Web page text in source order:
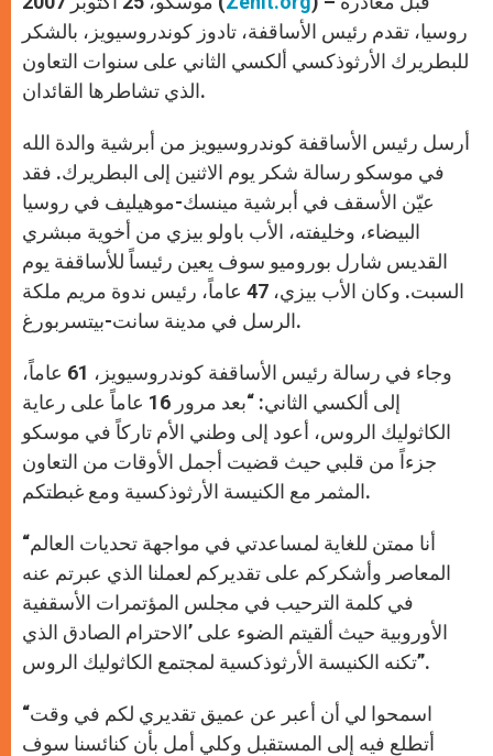
p e
r
k
روسيا، تقدم رئيس الأساقفة، تادوز كوندروسيويز، بالشكر
للبطريرك الأرثوذكسي ألكسي الثاني على سنوات التعاون
الذي تشاطرها القائدان.
أرسل رئيس الأساقفة كوندروسيويز من أبرشية والدة الله
في موسكو رسالة شكر يوم الاثنين إلى البطريرك. فقد
عيّن الأسقف في أبرشية مينسك-موهيليف في روسيا
البيضاء، وخليفته، الأب باولو بيزي من أخوية مبشري
القديس شارل بوروميو سوف يعين رئيساً للأساقفة يوم
السبت. وكان الأب بيزي، 47 عاماً، رئيس ندوة مريم ملكة
الرسل في مدينة سانت-بيتسربورغ.
وجاء في رسالة رئيس الأساقفة كوندروسيويز، 61 عاماً،
إلى ألكسي الثاني: “بعد مرور 16 عاماً على رعاية
الكاثوليك الروس، أعود إلى وطني الأم تاركاً في موسكو
جزءاً من قلبي حيث قضيت أجمل الأوقات من التعاون
المثمر مع الكنيسة الأرثوذكسية ومع غبطتكم.
“أنا ممتن للغاية لمساعدتي في مواجهة تحديات العالم
المعاصر وأشكركم على تقديركم لعملنا الذي عبرتم عنه
في كلمة الترحيب في مجلس المؤتمرات الأسقفية
الأوروبية حيث ألقيتم الضوء على ’الاحترام الصادق الذي
تكنه الكنيسة الأرثوذكسية لمجتمع الكاثوليك الروس”.
“اسمحوا لي أن أعبر عن عميق تقديري لكم في وقت
أتطلع فيه إلى المستقبل وكلي أمل بأن كنائسنا سوف